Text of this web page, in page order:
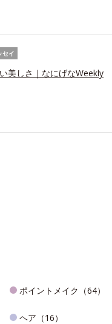
セイ
美しさ｜なにげなWeekly
ポイントメイク（64）
ヘア（16）